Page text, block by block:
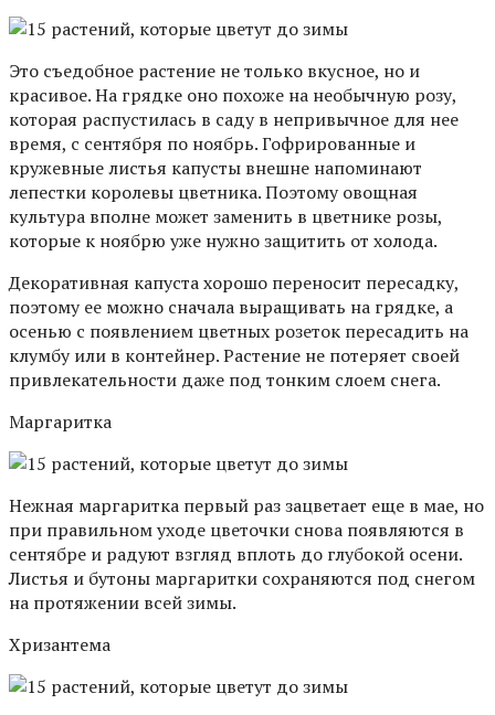
Это съедобное растение не только вкусное, но и
красивое. На грядке оно похоже на необычную розу,
которая распустилась в саду в непривычное для нее
время, с сентября по ноябрь. Гофрированные и
кружевные листья капусты внешне напоминают
лепестки королевы цветника. Поэтому овощная
культура вполне может заменить в цветнике розы,
которые к ноябрю уже нужно защитить от холода.
Декоративная капуста хорошо переносит пересадку,
поэтому ее можно сначала выращивать на грядке, а
осенью с появлением цветных розеток пересадить на
клумбу или в контейнер. Растение не потеряет своей
привлекательности даже под тонким слоем снега.
Маргаритка
Нежная маргаритка первый раз зацветает еще в мае, но
при правильном уходе цветочки снова появляются в
сентябре и радуют взгляд вплоть до глубокой осени.
Листья и бутоны маргаритки сохраняются под снегом
на протяжении всей зимы.
Хризантема